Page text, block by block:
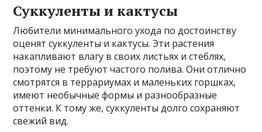
Суккуленты и кактусы
Любители минимального ухода по достоинству
оценят суккуленты и кактусы. Эти растения
накапливают влагу в своих листьях и стеблях,
поэтому не требуют частого полива. Они отлично
смотрятся в террариумах и маленьких горшках,
имеют необычные формы и разнообразные
оттенки. К тому же, суккуленты долго сохраняют
свежий вид.